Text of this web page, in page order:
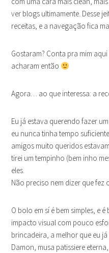
ver blogs ultimamente. Desse
receitas, e a navegação fica
Gostaram? Conta pra mim
acharam então
Agora… ao que interessa: a
Eu já estava querendo fazer
eu nunca tinha tempo
amigos muito queridos
tirei um tempinho (bem inho
eles.
Não preciso nem dizer que fez
O bolo em sí é bem simples, e
impacto visual com pouco
brincadeira, a melhor que eu
Damon, musa patissiere